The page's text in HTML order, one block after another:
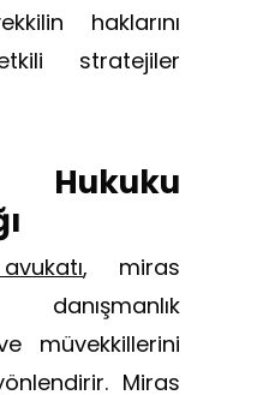
haklarını
stratejiler
, miras
müvekkillerini
Miras